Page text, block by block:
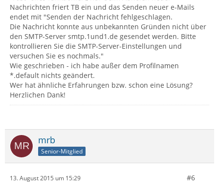
Nachrichten friert TB ein und das Senden neuer e-Mails
endet mit "Senden der Nachricht fehlgeschlagen.
Die Nachricht konnte aus unbekannten Gründen nicht über
den SMTP-Server smtp.1und1.de gesendet werden. Bitte
kontrollieren Sie die SMTP-Server-Einstellungen und
versuchen Sie es nochmals."
Wie geschrieben - ich habe außer dem Profilnamen
*.default nichts geändert.
Wer hat ähnliche Erfahrungen bzw. schon eine Lösung?
Herzlichen Dank!
mrb
Senior-Mitglied
13. August 2015 um 15:29 #6